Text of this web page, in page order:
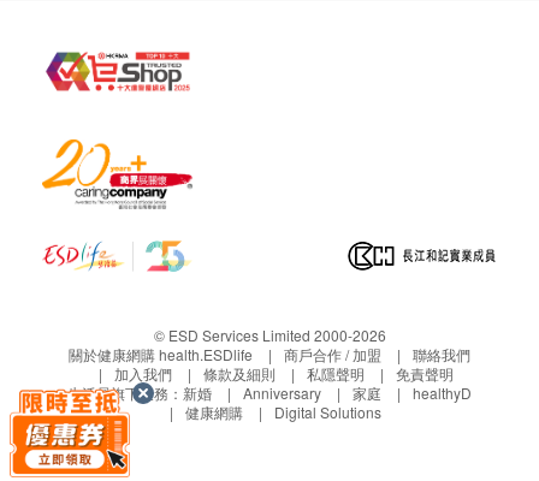
© ESD Services Limited 2000-2026
關於健康網購 health.ESDlife
商戶合作 / 加盟
聯絡我們
加入我們
條款及細則 私隱聲明
免責聲明
生活易旗下業務： 新婚 Anniversary 家庭
healthyD
健康網購
Digital Solutions